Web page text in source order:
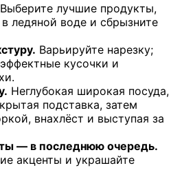
Выберите лучшие продукты,
ледяной воде и сбрызните
Варьируйте нарезку;
кусочки и
Неглубокая широкая посуда,
подставка, затем
внахлёст и выступая за
— в последнюю очередь.
акценты и украшайте